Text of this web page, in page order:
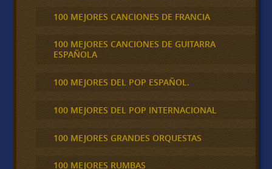
100 MEJORES CANCIONES DE FRANCIA
100 MEJORES CANCIONES DE GUITARRA
ESPAÑOLA
100 MEJORES DEL POP ESPAÑOL.
100 MEJORES DEL POP INTERNACIONAL
100 MEJORES GRANDES ORQUESTAS
100 MEJORES RUMBAS